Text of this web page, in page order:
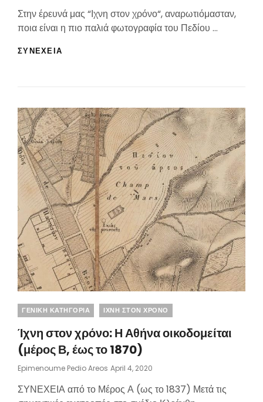
Στην έρευνά μας “Ιχνη στον χρόνο“, αναρωτιόμασταν,
ποια είναι η πιο παλιά φωτογραφία του Πεδίου …
ΣΥΝΕΧΕΙΑ
ΤΟΥ
ΠΕΔΊΟΥ
ΤΟΥ
ΆΡΕΩΣ!
Categories
ΓΕΝΙΚΗ ΚΑΤΗΓΟΡΙΑ ΙΧΝΗ ΣΤΟΝ ΧΡΟΝΟ
Ίχνη στον χρόνο: Η Αθήνα οικοδομείται
(μέρος Β, έως το 1870)
Epimenoume Pedio Areos Posted
April 4, 2020
ΣΥΝΕΧΕΙΑ από το Μέρος Α (ως το 1837) Μετά τις